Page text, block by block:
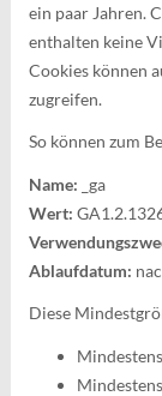
ein paar Jahren.
enthalten keine
Cookies können
zugreifen.
So können zum
Name: _ga
Wert:
Ablaufdatum:
Diese